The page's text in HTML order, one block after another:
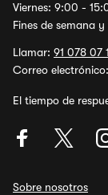
Viernes: 9:00 -
Fines de semana
Llamar: 91 078 07
Correo electrónico:
El tiempo de
Sobre nosotros